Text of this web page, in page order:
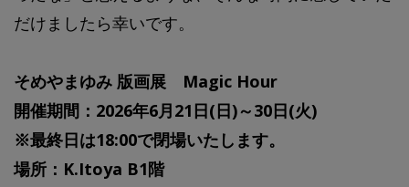
だけましたら幸いです。
そめやまゆみ 版画展 Magic Hour
開催期間：2026年6月21日(日)～30日(火)
※最終日は18:00で閉場いたします。
場所：K.Itoya B1階